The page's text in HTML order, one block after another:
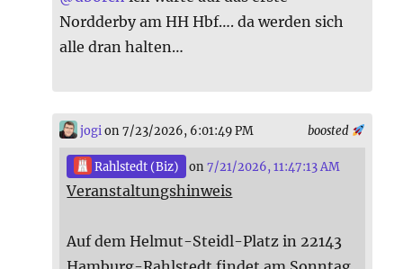
Nordderby am HH Hbf…. da werden sich
alle dran halten…
boosted
jogi on 7/23/2026, 6:01:49 PM
Rahlstedt (Biz) on7/21/2026, 11:47:13 AM
Veranstaltungshinweis
Auf dem Helmut-Steidl-Platz in 22143